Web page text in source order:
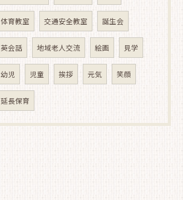
体育教室 交通安全教室 誕生会
英会話 地域老人交流 絵画 見学
幼児 児童 挨拶 元気 笑顔
延長保育